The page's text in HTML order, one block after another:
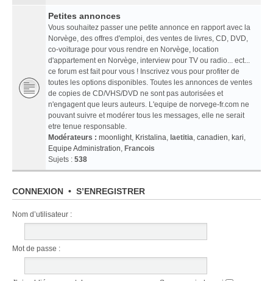
Petites annonces
Vous souhaitez passer une petite annonce en rapport avec la
Norvège, des offres d'emploi, des ventes de livres, CD, DVD,
co-voiturage pour vous rendre en Norvège, location
d'appartement en Norvège, interview pour TV ou radio... ect...
ce forum est fait pour vous ! Inscrivez vous pour profiter de
toutes les options disponibles. Toutes les annonces de ventes
de copies de CD/VHS/DVD ne sont pas autorisées et
n'engagent que leurs auteurs. L'equipe de norvege-fr.com ne
pouvant suivre et modérer tous les messages, elle ne serait
etre tenue responsable.
Modérateurs : moonlight, Kristalina, laetitia, canadien, kari,
Equipe Administration, Francois
Sujets : 538
CONNEXION • S’ENREGISTRER
Nom d’utilisateur :
Mot de passe :